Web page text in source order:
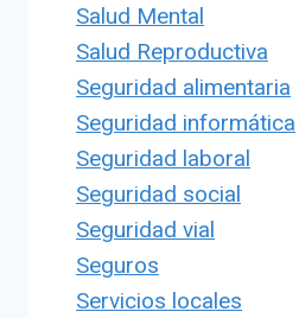
Salud Mental
Salud Reproductiva
Seguridad alimentaria
Seguridad informática
Seguridad laboral
Seguridad social
Seguridad vial
Seguros
Servicios locales